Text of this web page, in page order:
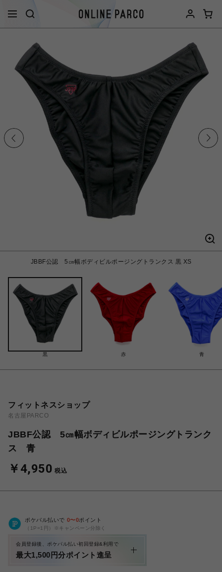
JBBF公認 5㎝幅ボディビルポージングトランクス 黒 XS
黒 赤 青
フィットネスショップ
名古屋PARCO
JBBF公認 5㎝幅ボディビルポージングトランク
ス 青
￥4,950 税込
ポケパル払いで 0〜0ポイント
（1P=1円）※キャンペーン分除く
会員登録後、ポケパル払い初回登録&利用で
最大1,500円分ポイント進呈